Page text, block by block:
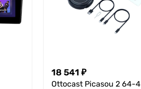
18 541 ₽
Ottocast Picasou 2 64-4